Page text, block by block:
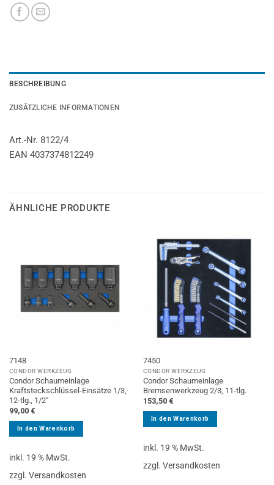
BESCHREIBUNG
ZUSÄTZLICHE INFORMATIONEN
Art.-Nr. 8122/4
EAN 4037374812249
ÄHNLICHE PRODUKTE
7148
CONDOR WERKZEUG
Condor Schaumeinlage
Kraftsteckschlüssel-Einsätze 1/3,
12-tlg., 1/2″
99,00 €
In den Warenkorb
inkl. 19 % MwSt.
zzgl. Versandkosten
7450
CONDOR WERKZEUG
Condor Schaumeinlage
Bremsenwerkzeug 2/3, 11-tlg.
153,50 €
In den Warenkorb
inkl. 19 % MwSt.
zzgl. Versandkosten